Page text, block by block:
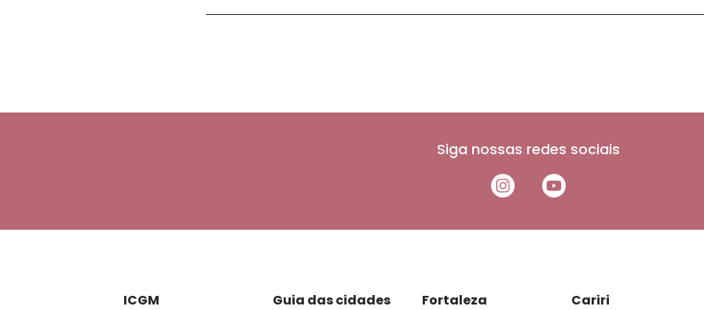
Siga nossas redes sociais
ICGM Guia das cidades Fortaleza Cariri